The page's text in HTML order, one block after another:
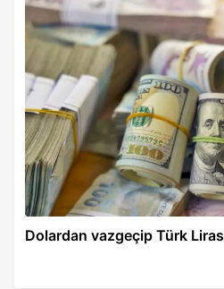
Dolardan vazgeçip Türk